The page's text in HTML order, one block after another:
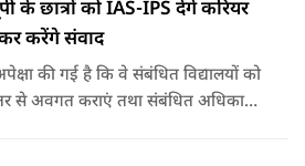
के छात्रों को IAS-IPS देंगे करियर
करेंगे संवाद
की गई है कि वे संबंधित विद्यालयों को
से अवगत कराएं तथा संबंधित अधिकारी